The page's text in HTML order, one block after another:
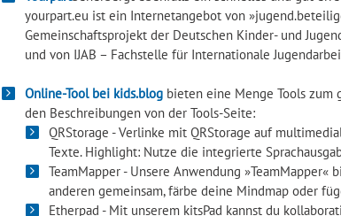
yourpart.eu ist ein Internetangebot von
Gemeinschaftsprojekt der Deutschen Kinder- und
und von IJAB – Fachstelle für Internationale
Online-Tool bei kids.blogbieten eine Menge Tools zum
den Beschreibungen von der Tools-Seite:
QRStorage - Verlinke mit QRStorage auf
Texte. Highlight: Nutze die integrierte
TeamMapper - Unsere Anwendung
anderen gemeinsam, färbe deine Mindmap oder
Etherpad - Mit unserem kitsPad kannst du